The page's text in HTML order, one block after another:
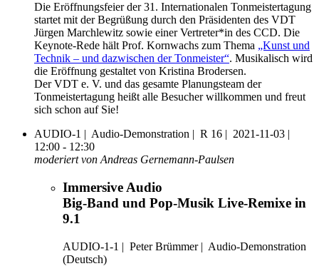
Die Eröffnungsfeier der 31. Internationalen Tonmeistertagung
startet mit der Begrüßung durch den Präsidenten des VDT
Jürgen Marchlewitz sowie einer Vertreter*in des CCD. Die
Keynote-Rede hält Prof. Kornwachs zum Thema „Kunst und
Technik – und dazwischen der Tonmeister“. Musikalisch wird
die Eröffnung gestaltet von Kristina Brodersen.
Der VDT e. V. und das gesamte Planungsteam der
Tonmeistertagung heißt alle Besucher willkommen und freut
sich schon auf Sie!
AUDIO-1 | Audio-Demonstration | R 16 | 2021-11-03 |
12:00 - 12:30
moderiert von Andreas Gernemann-Paulsen
Immersive Audio
Big-Band und Pop-Musik Live-Remixe in
9.1
AUDIO-1-1 | Peter Brümmer | Audio-Demonstration
(Deutsch)